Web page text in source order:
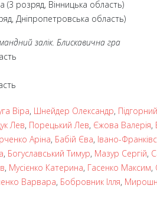
розряд, Вінницька область)
Дніпропетровська область)
залік. Блискавична гра
Віра, Шнейдер Олександр,
Лев, Порецький Лев, Єжова Валерія,
Аріна, Бабій Єва, Івано-
, Богуславський Тимур, Мазур Сергій,
, Мусієнко Катерина, Гасенко Максим,
Варвара, Бобровник Ілля,
молодь виборола чотири